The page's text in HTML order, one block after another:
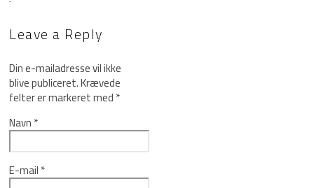
Leave a Reply
Din e-mailadresse vil ikke
blive publiceret.Krævede
felter er markeret med*
Navn*
E-mail*